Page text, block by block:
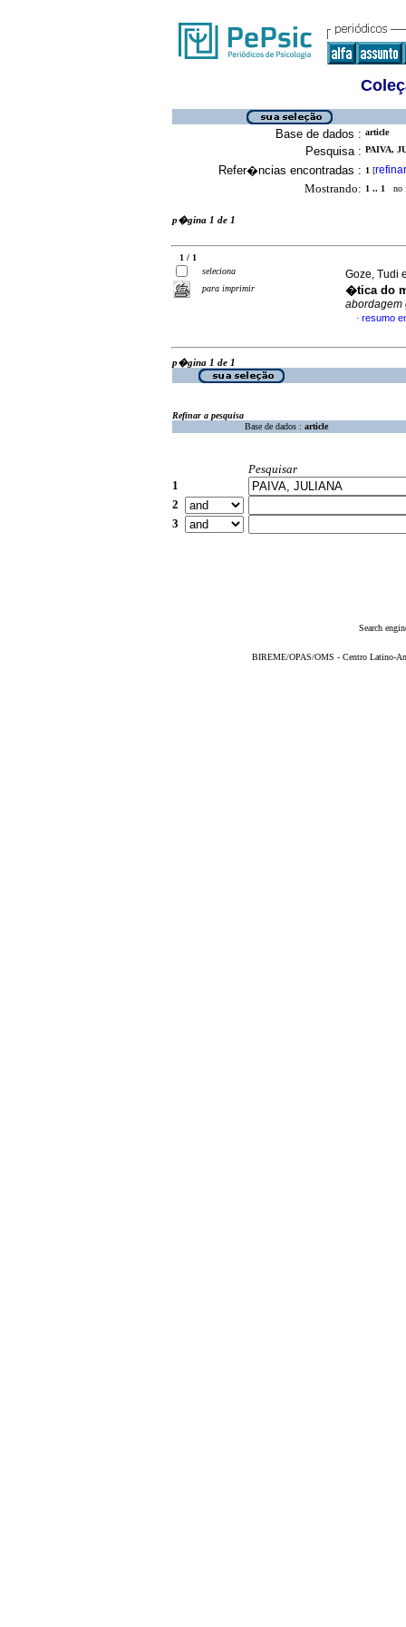
Base de dados : article
Pesquisa : PAIVA,
Refer�ncias encontradas : 1 [refinar
Mostrando: 1 .. 1 no
p�gina 1 de 1
1 / 1
seleciona
para imprimir
Goze, Tudi
�tica do
abordagem
· resumo
p�gina 1 de 1
Refinar a pesquisa
Base de dados : article
Pesquisar
1
2
3
Search
BIREME/OPAS/OMS - Centro Latino-